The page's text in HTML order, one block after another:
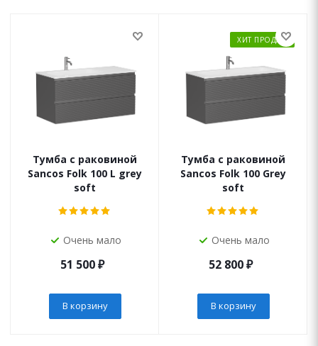
Тумба с раковиной
Sancos Folk 100 L grey
soft
Очень мало
51 500₽
В корзину
ХИТ ПРОДАЖ
Тумба с раковиной
Sancos Folk 100 Grey
soft
Очень мало
52 800₽
В корзину